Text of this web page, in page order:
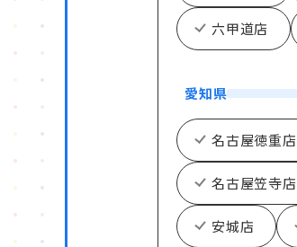
六甲道店
愛知県
名古屋徳重店
名古屋笠寺店
安城店